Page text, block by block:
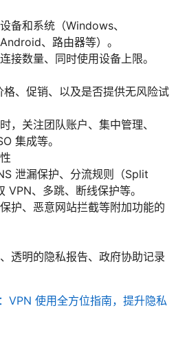
备和系统（Windows、
、路由器等）。
接数量、同时使用设备上限。
、促销、以及是否提供无风险试
，关注团队账户、集中管理、
集成等。
泄漏保护、分流规则（Split
VPN、多跳、断线保护等。
护、恶意网站拦截等附加功能的
透明的隐私报告、政府协助记录
VPN 使用全方位指南，提升隐私